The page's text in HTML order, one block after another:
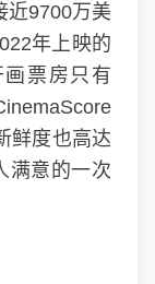
近9700万美
年上映的
票房只有
鲜度也高达
满意的一次